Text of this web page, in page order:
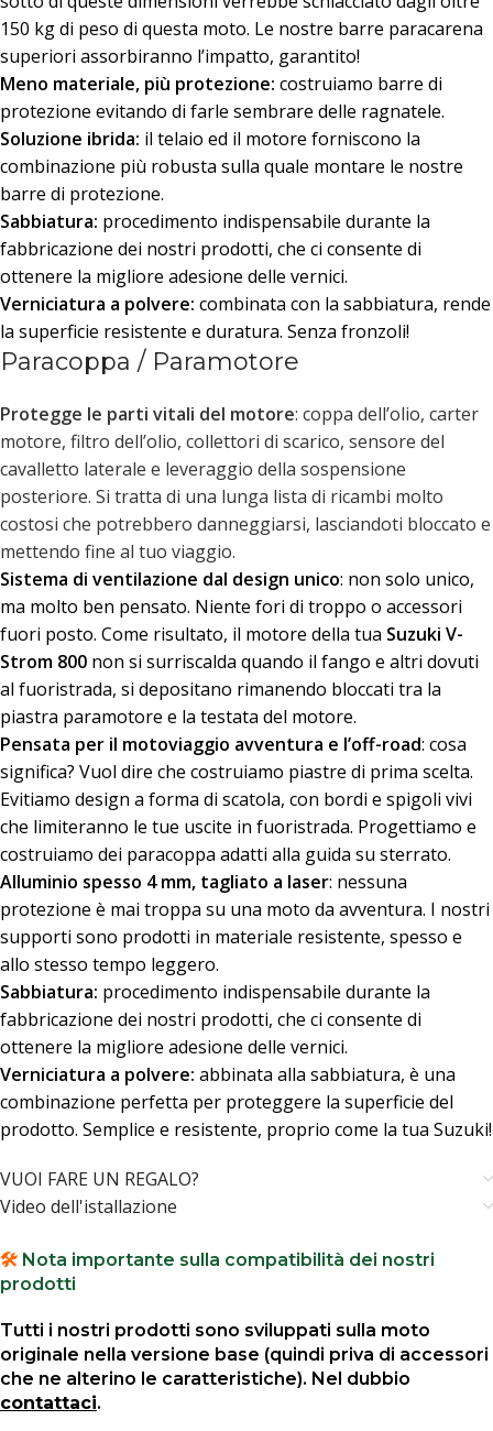
150 kg di peso di questa moto. Le nostre barre paracarena
superiori assorbiranno l’impatto, garantito!
Meno materiale, più protezione: costruiamo barre di
protezione evitando di farle sembrare delle ragnatele.
Soluzione ibrida: il telaio ed il motore forniscono la
combinazione più robusta sulla quale montare le nostre
barre di protezione.
Sabbiatura: procedimento indispensabile durante la
fabbricazione dei nostri prodotti, che ci consente di
ottenere la migliore adesione delle vernici.
Verniciatura a polvere: combinata con la sabbiatura, rende
la superficie resistente e duratura. Senza fronzoli!
Paracoppa / Paramotore
Protegge le parti vitali del motore: coppa dell’olio, carter
motore, filtro dell’olio, collettori di scarico, sensore del
cavalletto laterale e leveraggio della sospensione
posteriore. Si tratta di una lunga lista di ricambi molto
costosi che potrebbero danneggiarsi, lasciandoti bloccato e
mettendo fine al tuo viaggio.
Sistema di ventilazione dal design unico: non solo unico,
ma molto ben pensato. Niente fori di troppo o accessori
fuori posto. Come risultato, il motore della tua Suzuki V-
Strom 800 non si surriscalda quando il fango e altri dovuti
al fuoristrada, si depositano rimanendo bloccati tra la
piastra paramotore e la testata del motore.
Pensata per il motoviaggio avventura e l’off-road: cosa
significa? Vuol dire che costruiamo piastre di prima scelta.
Evitiamo design a forma di scatola, con bordi e spigoli vivi
che limiteranno le tue uscite in fuoristrada. Progettiamo e
costruiamo dei paracoppa adatti alla guida su sterrato.
Alluminio spesso 4 mm, tagliato a laser: nessuna
protezione è mai troppa su una moto da avventura. I nostri
supporti sono prodotti in materiale resistente, spesso e
allo stesso tempo leggero.
Sabbiatura: procedimento indispensabile durante la
fabbricazione dei nostri prodotti, che ci consente di
ottenere la migliore adesione delle vernici.
Verniciatura a polvere: abbinata alla sabbiatura, è una
combinazione perfetta per proteggere la superficie del
prodotto. Semplice e resistente, proprio come la tua Suzuki!
VUOI FARE UN REGALO?
Video dell'istallazione
🛠️ Nota importante sulla compatibilità dei nostri
prodotti
Tutti i nostri prodotti sono sviluppati sulla moto
originale nella versione base (quindi priva di accessori
che ne alterino le caratteristiche). Nel dubbio
contattaci.